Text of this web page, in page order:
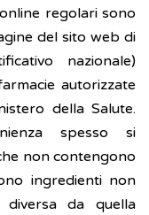
regolari sono
del sito web di
nazionale)
autorizzate
della Salute.
spesso si
non contengono
ingredienti non
da quella